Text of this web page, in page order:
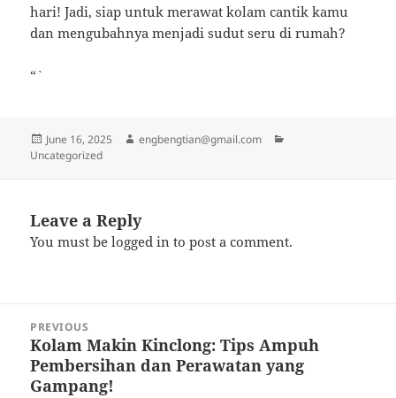
hari! Jadi, siap untuk merawat kolam cantik kamu
dan mengubahnya menjadi sudut seru di rumah?
“`
Posted
on
June 16, 2025 Author
engbengtian@gmail.com
Uncategorized
Leave a Reply
You must belogged in to post a comment.
navigation
PREVIOUS
Previous
post:
Kolam Makin Kinclong: Tips Ampuh
Pembersihan dan Perawatan yang
Gampang!